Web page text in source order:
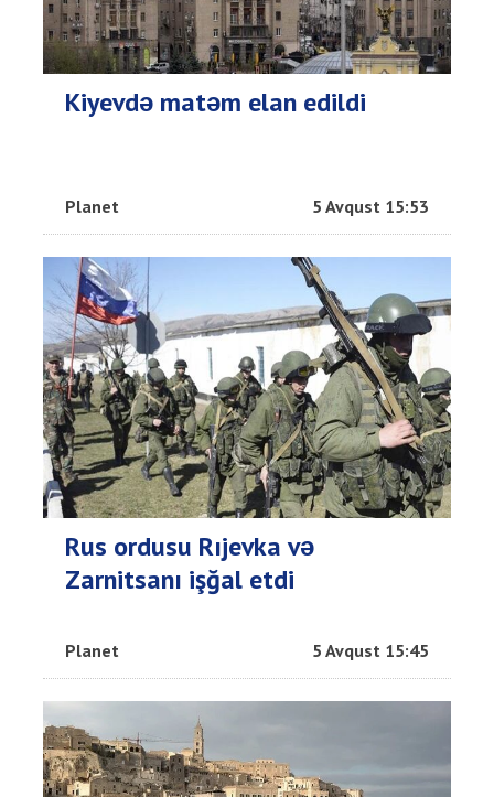
Kiyevdə matəm elan edildi
Planet 5 Avqust 15:53
Rus ordusu Rıjevka və
Zarnitsanı işğal etdi
Planet 5 Avqust 15:45